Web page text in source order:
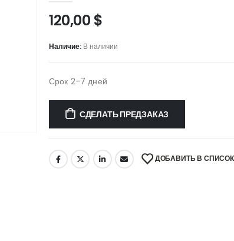
120,00 $
Наличие: В наличии
Срок 2-7 дней
СДЕЛАТЬ ПРЕДЗАКАЗ
ДОБАВИТЬ В